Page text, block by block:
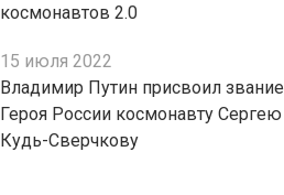
космонавтов 2.0
15 июля 2022
Владимир Путин присвоил звание
Героя России космонавту Сергею
Кудь-Сверчкову